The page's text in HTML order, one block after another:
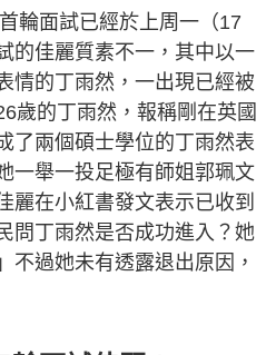
輪面試已經於上周一（17
的佳麗質素不一，其中以一
情的丁雨然，一出現已經被
歲的丁雨然，報稱剛在英國
了兩個碩士學位的丁雨然表
一舉一投足極有師姐郭珮文
麗在小紅書發文表示已收到
問丁雨然是否成功進入？她
不過她未有透露退出原因，